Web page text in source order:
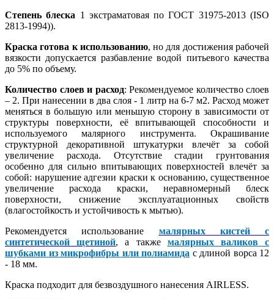
Степень блеска 1 экстраматовая по ГОСТ 31975-2013 (ISO
2813-1994)).
Краска готова к использованию, но для достижения рабочей
вязкости допускается разбавление водой питьевого качества
до 5% по объему.
Количество слоев и расход: Рекомендуемое количество слоев
– 2. При нанесении в два слоя - 1 литр на 6-7 м2. Расход может
меняться в большую или меньшую сторону в зависимости от
структуры поверхности, её впитывающей способности и
используемого малярного инструмента. Окрашивание
структурной декоративной штукатурки влечёт за собой
увеличение расхода. Отсутствие стадии грунтования
особенно для сильно впитывающих поверхностей влечёт за
собой: нарушение адгезии краски к основанию, существенное
увеличение расхода краски, неравномерный блеск
поверхности, снижение эксплуатационных свойств
(влагостойкость и устойчивость к мытью).
Рекомендуется использование малярных кистей с
синтетической щетиной, а также малярных валиков с
шубками из микрофибры или полиамида с длиной ворса 12
- 18 мм.
Краска подходит для безвоздушного нанесения AIRLESS.